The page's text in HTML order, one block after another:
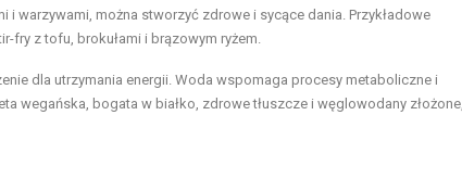
i warzywami, można stworzyć zdrowe i sycące dania. Przykładowe
fry z tofu, brokułami i brązowym ryżem.
dla utrzymania energii. Woda wspomaga procesy metaboliczne i
wegańska, bogata w białko, zdrowe tłuszcze i węglowodany złożone,